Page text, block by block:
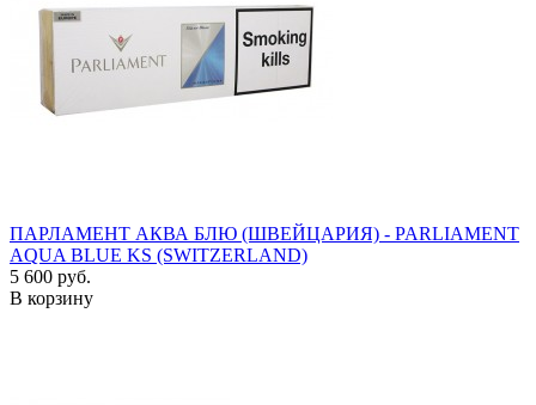
ПАРЛАМЕНТ АКВА БЛЮ (ШВЕЙЦАРИЯ) - PARLIAMENT
AQUA BLUE KS (SWITZERLAND)
5 600 руб.
В корзину